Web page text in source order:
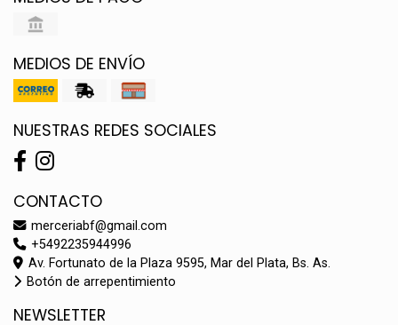
MEDIOS DE ENVÍO
NUESTRAS REDES SOCIALES
CONTACTO
merceriabf@gmail.com
+5492235944996
Av. Fortunato de la Plaza 9595, Mar del Plata, Bs. As.
Botón de arrepentimiento
NEWSLETTER